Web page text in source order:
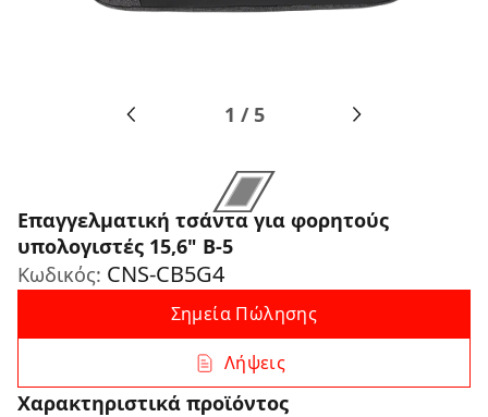
1 / 5
Επαγγελματική τσάντα για φορητούς
υπολογιστές 15,6" B-5
Κωδικός: CNS-CB5G4
Σημεία Πώλησης
Λήψεις
Χαρακτηριστικά προϊόντος